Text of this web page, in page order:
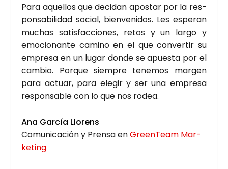
Para aque­llos que deci­dan apos­tar por la res­
pon­sa­bi­li­dad social, bien­ve­ni­dos. Les espe­ran
muchas satis­fac­cio­nes, retos y un lar­go y
emo­cio­nan­te camino en el que con­ver­tir su
empre­sa en un lugar don­de se apues­ta por el
cam­bio. Por­que siem­pre tene­mos mar­gen
para actuar, para ele­gir y ser una empre­sa
res­pon­sa­ble con lo que nos rodea.
Ana Gar­cía Llo­rens
Comu­ni­ca­ción y Pren­sa enGreen­Team Mar­
ke­ting